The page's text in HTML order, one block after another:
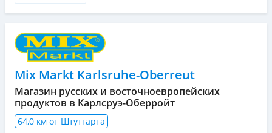
Mix Markt Karlsruhe-Oberreut
Магазин русских и восточноевропейских
продуктов в Карлсруэ-Оберройт
64,0 км от Штутгарта